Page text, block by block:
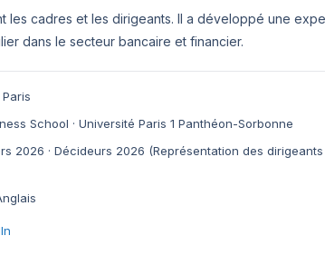
les cadres et les dirigeants. Il a développé une
dans le secteur bancaire et financier.
School · Université Paris 1 Panthéon-Sorbonne
2026 · Décideurs 2026 (Représentation des